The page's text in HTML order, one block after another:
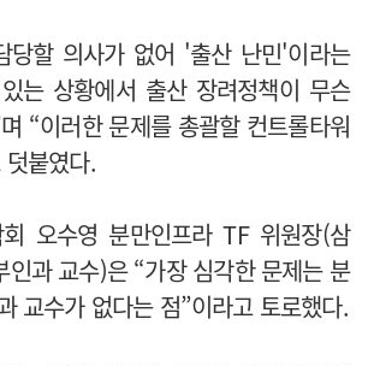
당할 의사가 없어 '출산 난민'이라는
는 상황에서 출산 장려정책이 무슨
“이러한 문제를 총괄할 컨트롤타워
붙였다.
회 오수영 분만인프라 TF 위원장(삼
인과 교수)은 “가장 심각한 문제는 분
교수가 없다는 점”이라고 토로했다.